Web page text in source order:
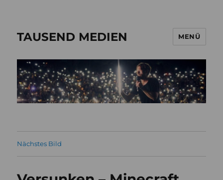
TAUSEND MEDIEN MENÜ
Nächstes Bild